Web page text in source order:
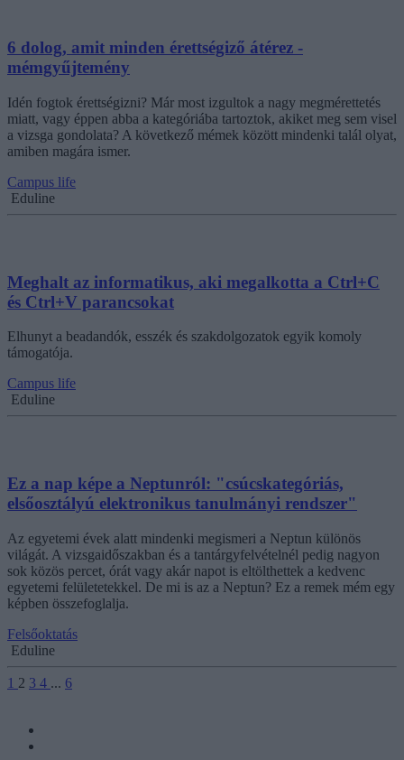
6 dolog, amit minden érettségiző átérez -
mémgyűjtemény
Idén fogtok érettségizni? Már most izgultok a nagy megmérettetés
miatt, vagy éppen abba a kategóriába tartoztok, akiket meg sem visel
a vizsga gondolata? A következő mémek között mindenki talál olyat,
amiben magára ismer.
Campus life
Eduline
Meghalt az informatikus, aki megalkotta a Ctrl+C
és Ctrl+V parancsokat
Elhunyt a beadandók, esszék és szakdolgozatok egyik komoly
támogatója.
Campus life
Eduline
Ez a nap képe a Neptunról: "csúcskategóriás,
elsőosztályú elektronikus tanulmányi rendszer"
Az egyetemi évek alatt mindenki megismeri a Neptun különös
világát. A vizsgaidőszakban és a tantárgyfelvételnél pedig nagyon
sok közös percet, órát vagy akár napot is eltölthettek a kedvenc
egyetemi felületetekkel. De mi is az a Neptun? Ez a remek mém egy
képben összefoglalja.
Felsőoktatás
Eduline
1 2 3 4 ... 6